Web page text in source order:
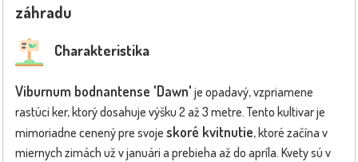
záhradu
Charakteristika
Viburnum bodnantense 'Dawn' je opadavý, vzpriamene
rastúci ker, ktorý dosahuje výšku 2 až 3 metre. Tento kultivar je
mimoriadne cenený pre svoje skoré kvitnutie, ktoré začína v
miernych zimách už v januári a prebieha až do apríla. Kvety sú v